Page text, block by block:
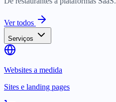
Ver todos
Serviços
Websites a medida
Sites e landing pages